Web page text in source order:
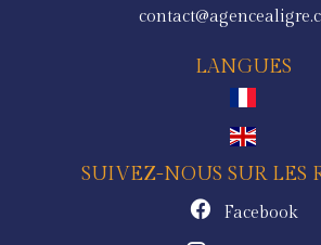
LANGUES
SUIVEZ-NOUS SUR LES
Facebook